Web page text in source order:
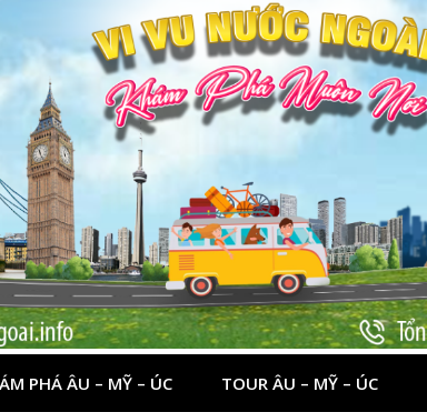
PHÁ ÂU – MỸ – ÚC TOUR ÂU – MỸ – ÚC